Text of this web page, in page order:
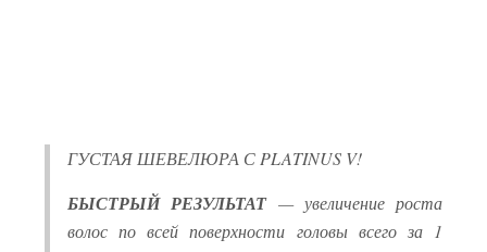
ГУСТАЯ ШЕВЕЛЮРА С PLATINUS V!
БЫСТРЫЙ РЕЗУЛЬТАТ— увеличение роста
волос по всей поверхности головы всего за 1